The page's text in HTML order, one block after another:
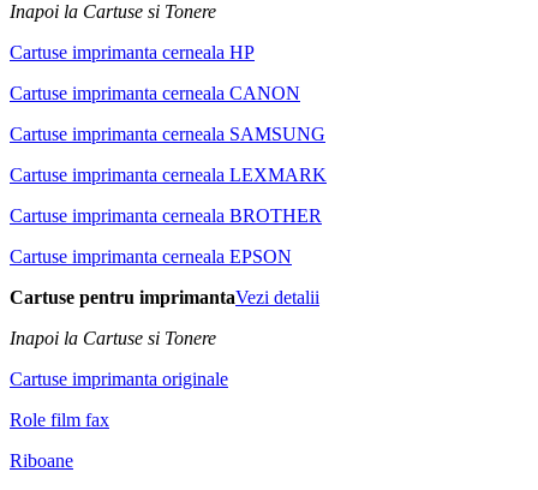
Inapoi la Cartuse si Tonere
Cartuse imprimanta cerneala HP
Cartuse imprimanta cerneala CANON
Cartuse imprimanta cerneala SAMSUNG
Cartuse imprimanta cerneala LEXMARK
Cartuse imprimanta cerneala BROTHER
Cartuse imprimanta cerneala EPSON
Cartuse pentru imprimantaVezi detalii
Inapoi la Cartuse si Tonere
Cartuse imprimanta originale
Role film fax
Riboane